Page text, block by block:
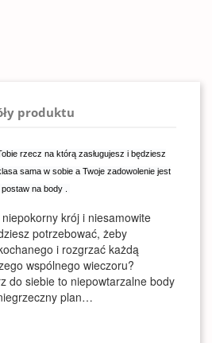
produktu
rzecz na którą zasługujesz i będziesz
sama w sobie a Twoje zadowolenie jest
na body .
krój i niesamowite
potrzebować, żeby
i rozgrzać każdą
wspólnego wieczoru?
do siebie to niepowtarzalne body
plan…